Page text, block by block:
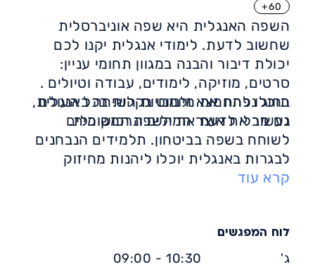
60+
השפה האנגלית היא שפה אוניברסלית
שחשוב לדעת. לימודי אנגלית יקנו לכם
יכולת דיבור והבנה במגוון תחומי עניין:
סרטים, מוזיקה, לימודים, עבודה וטיולים .
תוכלו להתמצא ולנווט בקלות בכל העולם
גם מבלי לדעת את השפה המקומית.
בחוג נפתח את מיומנויות השיחה באנגלית,
נעשיר את אוצר המילים ונרכוש כלים
לשוחח בשפה בביטחון. תלמידים הנבחנים
לבגרות באנגלית יוכלו ליהנות מחיזוק
והכנה לבגרות.
קרא עוד
לוח המפגשים
ג' 10:30 - 09:00